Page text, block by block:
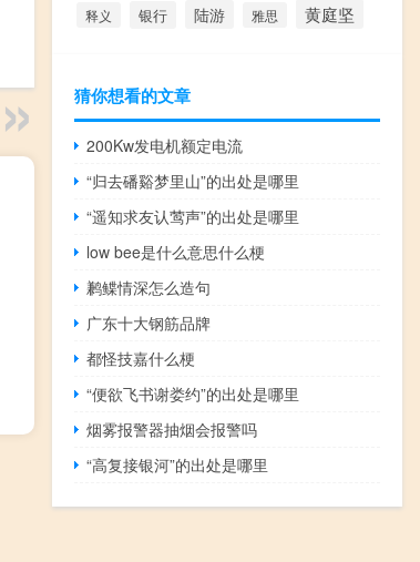
释义 银行 陆游 雅思 黄庭坚
猜你想看的文章
200Kw发电机额定电流
“归去磻谿梦里山”的出处是哪里
“遥知求友认莺声”的出处是哪里
low bee是什么意思什么梗
鹣鲽情深怎么造句
广东十大钢筋品牌
都怪技嘉什么梗
“便欲飞书谢娄约”的出处是哪里
烟雾报警器抽烟会报警吗
“高复接银河”的出处是哪里